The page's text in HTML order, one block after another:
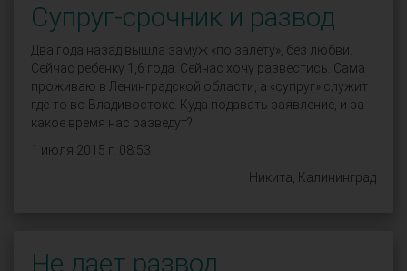
Супруг-срочник и развод
Два года назад вышла замуж «по залету», без любви.
Сейчас ребенку 1,6 года. Сейчас хочу развестись. Сама
проживаю в Ленинградской области, а «супруг» служит
где-то во Владивостоке. Куда подавать заявление, и за
какое время нас разведут?
1 июля 2015 г. 08:53
Никита, Калининград
Не дает развод